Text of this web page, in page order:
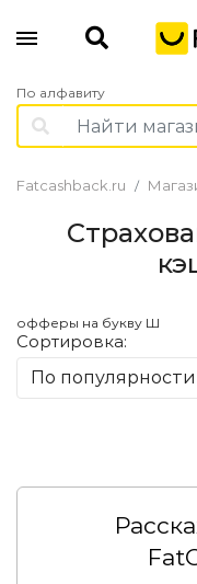
По алфавиту
Fatcashback.ru
офферы на букву Ш
Сортировка:
По популярности